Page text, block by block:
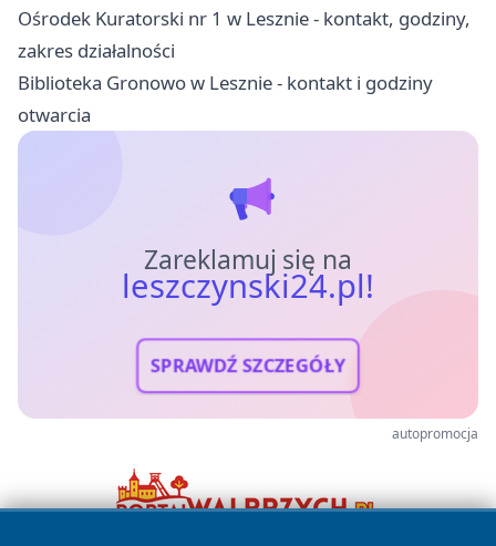
Ośrodek Kuratorski nr 1 w Lesznie - kontakt, godziny,
zakres działalności
Biblioteka Gronowo w Lesznie - kontakt i godziny
otwarcia
Zareklamuj się na
leszczynski24.pl!
SPRAWDŹ SZCZEGÓŁY
autopromocja